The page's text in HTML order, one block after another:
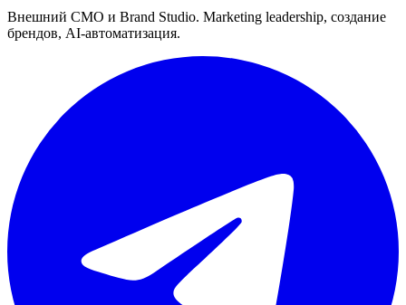
Внешний CMO и Brand Studio. Marketing leadership, создание
брендов, AI-автоматизация.